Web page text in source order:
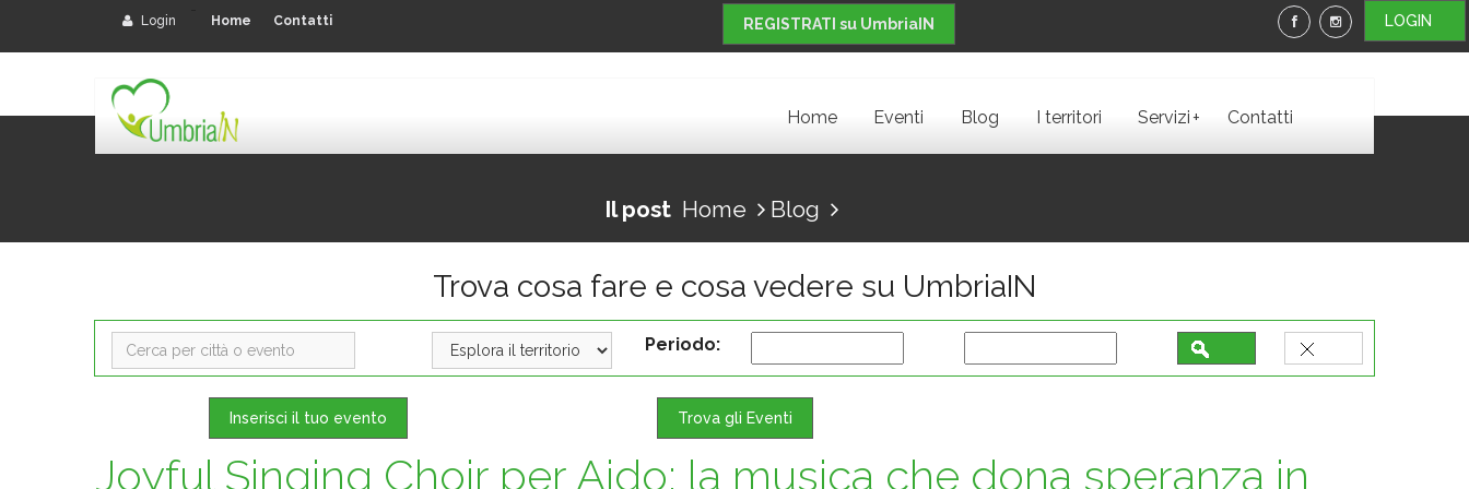
LOGIN
Login Home Contatti REGISTRATI su UmbriaIN
Home Eventi Blog I territori Servizi+ Contatti
Il post Home Blog
Trova cosa fare e cosa vedere su UmbriaIN
Periodo:
Inserisci il tuo evento Trova gli Eventi
Joyful Singing Choir per Aido: la musica che dona speranza in